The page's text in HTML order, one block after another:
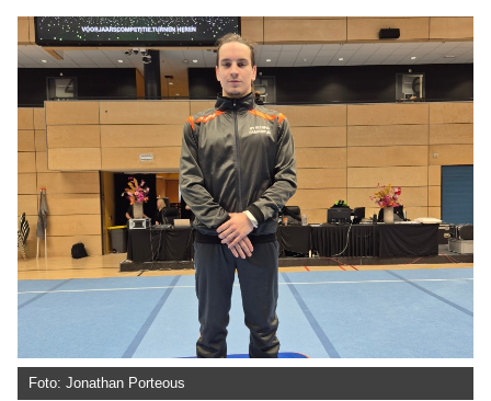
Foto: Jonathan Porteous